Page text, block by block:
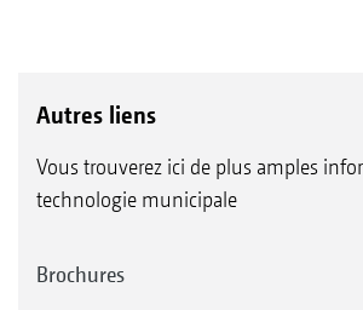
Autres liens
Vous trouverez ici de plus amples
technologie municipale
Brochures